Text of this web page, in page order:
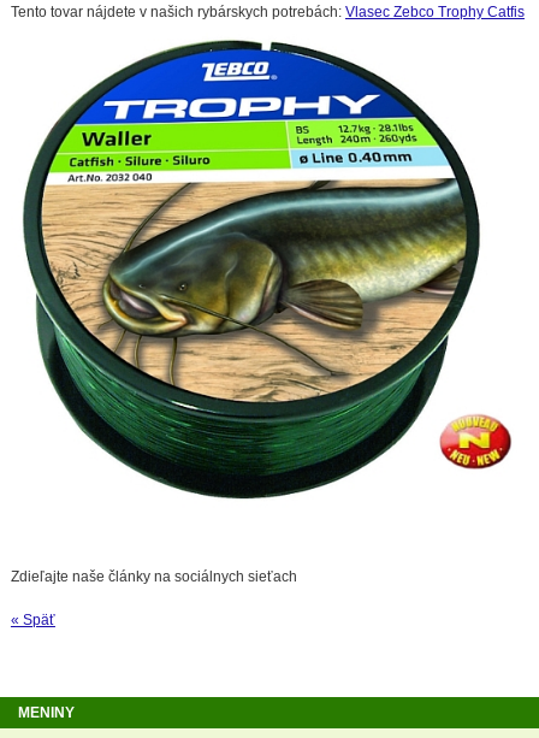
Tento tovar nájdete v našich rybárskych potrebách: Vlasec Zebco Trophy Catfis
Zdieľajte naše články na sociálnych sieťach
« Späť
MENINY